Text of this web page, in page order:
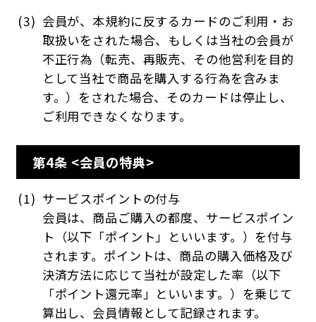
会員が、本規約に反するカードのご利用・お
取扱いをされた場合、もしくは当社の会員が
不正行為（転売、再販売、その他営利を目的
として当社で商品を購入する行為を含みま
す。）をされた場合、そのカードは停止し、
ご利用できなくなります。
第4条 <会員の特典>
サービスポイントの付与
会員は、商品ご購入の都度、サービスポイン
ト（以下「ポイント」といいます。）を付与
されます。ポイントは、商品の購入価格及び
決済方法に応じて当社が設定した率（以下
「ポイント還元率」といいます。）を乗じて
算出し、会員情報として記録されます。